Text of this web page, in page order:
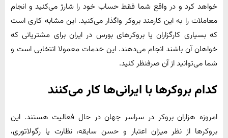
خواهد کرد و در واقع شما فقط حساب خود را شارژ می‌کنید و انجام
معاملات را به این کارمند بروکر واگذار می‌کنید. این مشابه کاری است
که بسیاری کارگزاران یا بروکرهای بورس در ایران برای مشتریانی که
خواهان آن باشند انجام می‌دهند. این خدمات معمولا انتخابی است و
شما می‌توانید از آن صرفنظر کنید.
کدام بروکرها با ایرانی‌ها کار می‌کنند
امروزه هزاران بروکر در سراسر جهان در حال فعالیت هستند. این
بروکرها از نظر میزان اعتبار و حسن سابقه، نظارت یا رگولاتوری،